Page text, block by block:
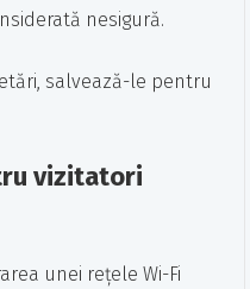
nesigură.
salvează-le pentru
vizitatori
unei rețele Wi-Fi